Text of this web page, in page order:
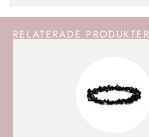
RELATERADE PRODUKTER